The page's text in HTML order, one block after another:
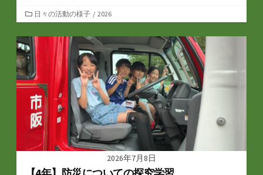
カ
テ
ゴ
リ
ー
日々の活動の様子 / 2026
2026年7月8日